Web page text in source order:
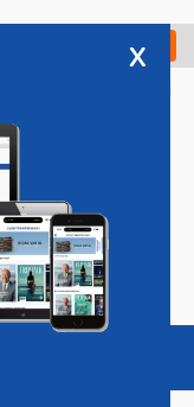
Check in
Vacatures
x